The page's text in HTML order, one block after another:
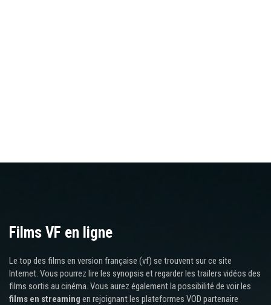
Films VF en ligne
Le top des films en version française (vf) se trouvent sur ce site
Internet. Vous pourrez lire les synopsis et regarder les trailers vidéos des
films sortis au cinéma. Vous aurez également la possibilité de voir les
films en streaming en rejoignant les plateformes VOD partenaire